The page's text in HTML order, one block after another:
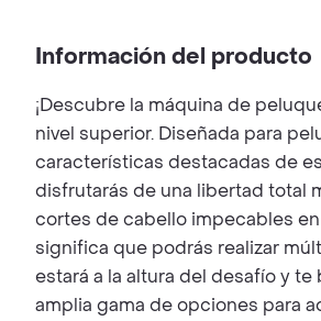
Información del producto
¡Descubre la máquina de
nivel superior. Diseñada para
características destacadas de
disfrutarás de una libertad total
cortes de cabello impecables
significa que podrás realizar
estará a la altura del desafío y
amplia gama de opciones para